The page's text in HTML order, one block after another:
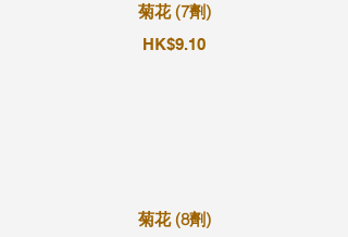
菊花 (7劑)
HK$9.10
菊花 (8劑)